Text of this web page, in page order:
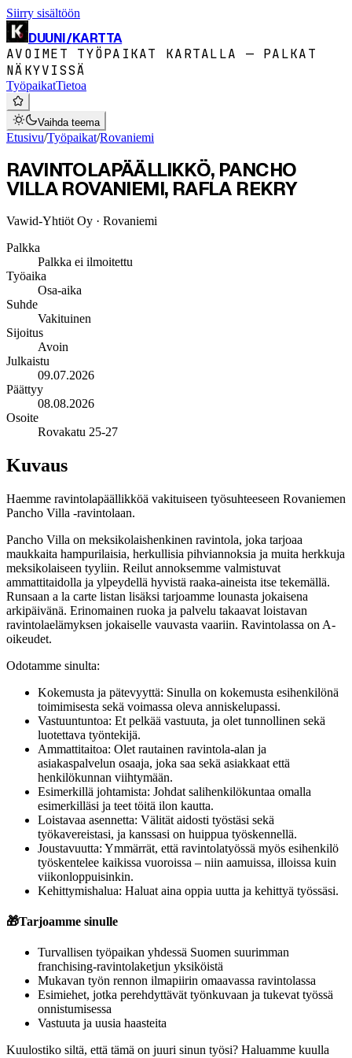
Siirry sisältöön
DUUNI/KARTTA
AVOIMET TYÖPAIKAT KARTALLA — PALKAT
NÄKYVISSÄ
TyöpaikatTietoa
Vaihda teema
Etusivu/Työpaikat/Rovaniemi
RAVINTOLAPÄÄLLIKKÖ, PANCHO
VILLA ROVANIEMI, RAFLA REKRY
Vawid-Yhtiöt Oy · Rovaniemi
Palkka
Palkka ei ilmoitettu
Työaika
Osa-aika
Suhde
Vakituinen
Sijoitus
Avoin
Julkaistu
09.07.2026
Päättyy
08.08.2026
Osoite
Rovakatu 25-27
Kuvaus
Haemme ravintolapäällikköä vakituiseen työsuhteeseen Rovaniemen
Pancho Villa -ravintolaan.
Pancho Villa on meksikolaishenkinen ravintola, joka tarjoaa
maukkaita hampurilaisia, herkullisia pihviannoksia ja muita herkkuja
meksikolaiseen tyyliin. Reilut annoksemme valmistuvat
ammattitaidolla ja ylpeydellä hyvistä raaka-aineista itse tekemällä.
Runsaan a la carte listan lisäksi tarjoamme lounasta jokaisena
arkipäivänä. Erinomainen ruoka ja palvelu takaavat loistavan
ravintolaelämyksen jokaiselle vauvasta vaariin. Ravintolassa on A-
oikeudet.
Odotamme sinulta:
Kokemusta ja pätevyyttä: Sinulla on kokemusta esihenkilönä
toimimisesta sekä voimassa oleva anniskelupassi.
Vastuuntuntoa: Et pelkää vastuuta, ja olet tunnollinen sekä
luotettava työntekijä.
Ammattitaitoa: Olet rautainen ravintola-alan ja
asiakaspalvelun osaaja, joka saa sekä asiakkaat että
henkilökunnan viihtymään.
Esimerkillä johtamista: Johdat salihenkilökuntaa omalla
esimerkilläsi ja teet töitä ilon kautta.
Loistavaa asennetta: Välität aidosti työstäsi sekä
työkavereistasi, ja kanssasi on huippua työskennellä.
Joustavuutta: Ymmärrät, että ravintolatyössä myös esihenkilö
työskentelee kaikissa vuoroissa – niin aamuissa, illoissa kuin
viikonloppuisinkin.
Kehittymishalua: Haluat aina oppia uutta ja kehittyä työssäsi.
🎁Tarjoamme sinulle
Turvallisen työpaikan yhdessä Suomen suurimman
franchising-ravintolaketjun yksiköistä
Mukavan työn rennon ilmapiirin omaavassa ravintolassa
Esimiehet, jotka perehdyttävät työnkuvaan ja tukevat työssä
onnistumisessa
Vastuuta ja uusia haasteita
Kuulostiko siltä, että tämä on juuri sinun työsi? Haluamme kuulla